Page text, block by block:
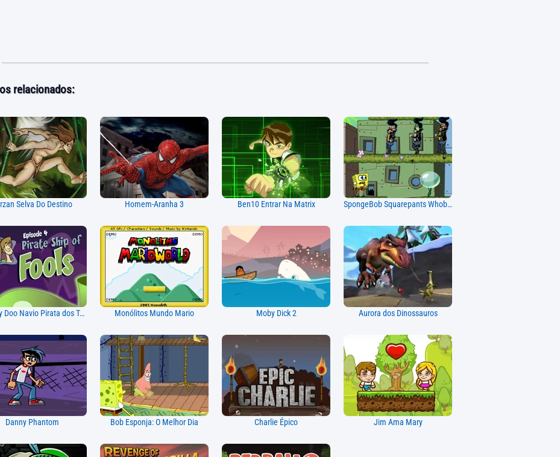
relacionados:
Selva Do Destino Homem-Aranha 3 Ben10 Entrar Na Matrix SpongeBob Squarepants Whobob Whatpants
Scooby Doo Navio Pirata dos Tolos Monólitos Mundo Mario Moby Dick 2 Aurora dos Dinossauros
Danny Phantom Bob Esponja: O Melhor Dia Charlie Épico Jim Ama Mary